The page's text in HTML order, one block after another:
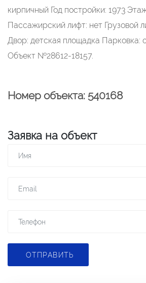
кирпичный Год постройки: 1973
Пассажирский лифт: нет Грузовой
Двор: детская площадка Парковка:
Объект №28612-18157.
Номер объекта: 540168
Заявка на объект
ОТПРАВИТЬ